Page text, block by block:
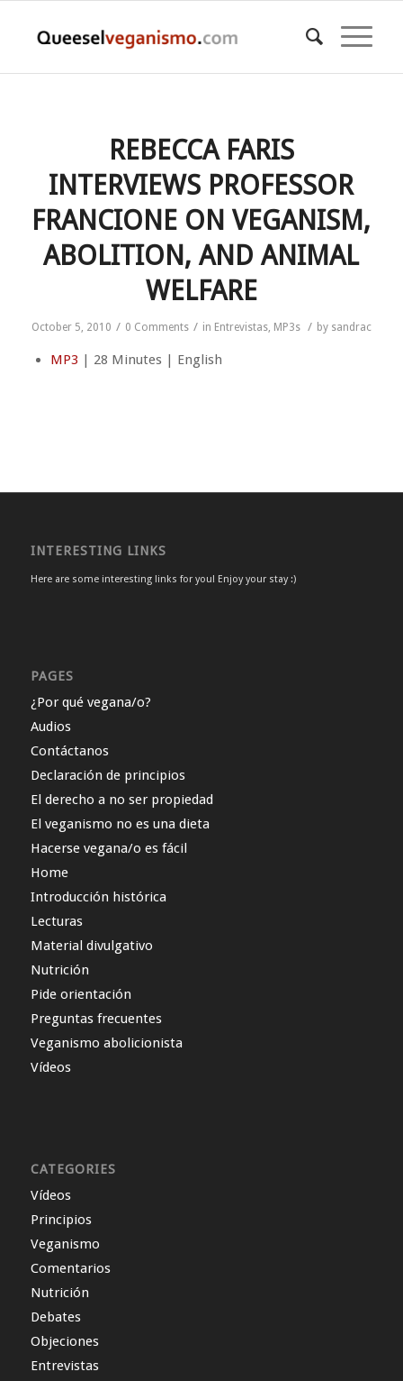
REBECCA FARIS
INTERVIEWS PROFESSOR
FRANCIONE ON VEGANISM,
ABOLITION, AND ANIMAL
WELFARE
October 5, 2010 / 0 Comments / in Entrevistas, MP3s / by sandrac
MP3 | 28 Minutes | English
INTERESTING LINKS
Here are some interesting links for you! Enjoy your stay :)
PAGES
¿Por qué vegana/o?
Audios
Contáctanos
Declaración de principios
El derecho a no ser propiedad
El veganismo no es una dieta
Hacerse vegana/o es fácil
Home
Introducción histórica
Lecturas
Material divulgativo
Nutrición
Pide orientación
Preguntas frecuentes
Veganismo abolicionista
Vídeos
CATEGORIES
Vídeos
Principios
Veganismo
Comentarios
Nutrición
Debates
Objeciones
Entrevistas